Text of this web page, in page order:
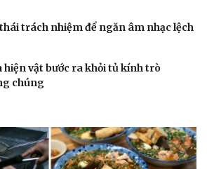
trách nhiệm để ngăn âm nhạc lệch
hiện vật bước ra khỏi tủ kính trò
chúng